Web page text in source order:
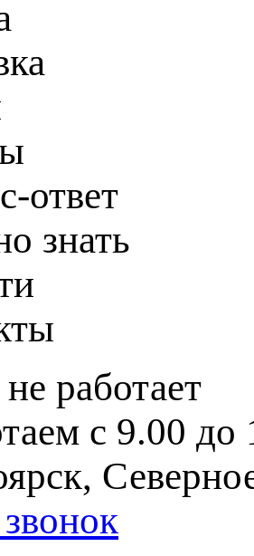
ответ
знать
работает
с 9.00 до